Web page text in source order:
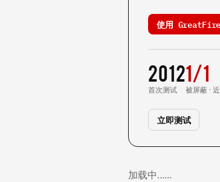
使用
2012
首次测试
1/1
被屏蔽 ·
立即测试
加载中……